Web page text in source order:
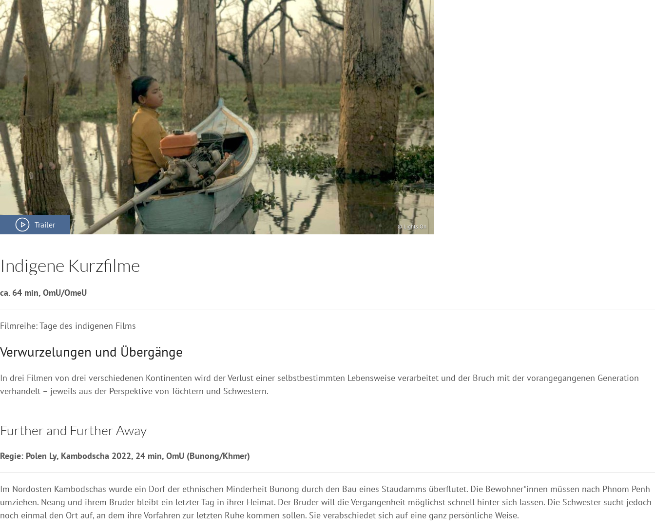
Trailer © Lights On
Indigene Kurzfilme
ca. 64 min, OmU/OmeU
Filmreihe: Tage des indigenen Films
Verwurzelungen und Übergänge
In drei Filmen von drei verschiedenen Kontinenten wird der Verlust einer selbstbestimmten Lebensweise verarbeitet und der Bruch mit der vorangegangenen Generation
verhandelt – jeweils aus der Perspektive von Töchtern und Schwestern.
Further and Further Away
Regie: Polen Ly, Kambodscha 2022, 24 min, OmU (Bunong/Khmer)
Im Nordosten Kambodschas wurde ein Dorf der ethnischen Minderheit Bunong durch den Bau eines Staudamms überflutet. Die Bewohner*innen müssen nach Phnom Penh
umziehen. Neang und ihrem Bruder bleibt ein letzter Tag in ihrer Heimat. Der Bruder will die Vergangenheit möglichst schnell hinter sich lassen. Die Schwester sucht jedoch
noch einmal den Ort auf, an dem ihre Vorfahren zur letzten Ruhe kommen sollen. Sie verabschiedet sich auf eine ganz persönliche Weise.